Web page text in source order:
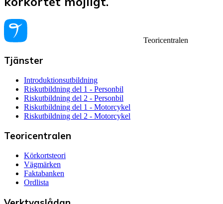
Teoricentralen
Tjänster
Introduktionsutbildning
Riskutbildning del 1 - Personbil
Riskutbildning del 2 - Personbil
Riskutbildning del 1 - Motorcykel
Riskutbildning del 2 - Motorcykel
Teoricentralen
Körkortsteori
Vägmärken
Faktabanken
Ordlista